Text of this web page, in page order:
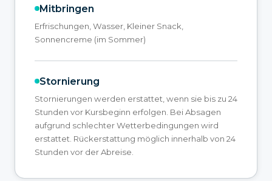
Mitbringen
Erfrischungen, Wasser, Kleiner Snack,
Sonnencreme (im Sommer)
Stornierung
Stornierungen werden erstattet, wenn sie bis zu 24
Stunden vor Kursbeginn erfolgen. Bei Absagen
aufgrund schlechter Wetterbedingungen wird
erstattet. Rückerstattung möglich innerhalb von 24
Stunden vor der Abreise.